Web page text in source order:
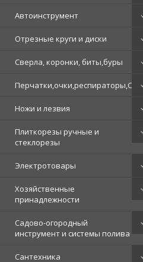
Автоинструмент
Отрезные круги и диски
Сверла, коронки, биты,буры
Перчатки,очки,респираторы,СИЗ
Ножи и лезвия
Плиткорезы ручные и
стеклорезы
Электротовары
Хозяйственные
принадлежности
Садово-огородный
инструмент и системы полива
Сантехника